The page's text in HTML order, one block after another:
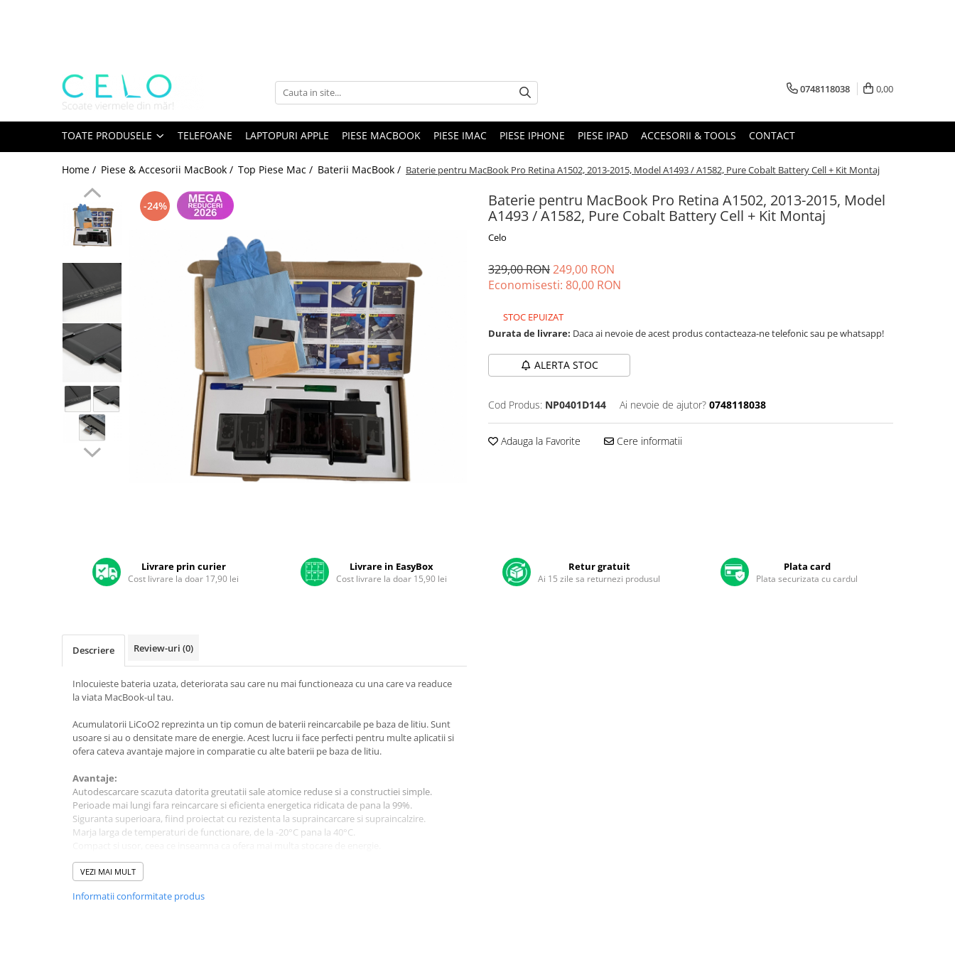
Laptopuri Apple
Piese & Accesorii MacBook
MacBook Pro Retina
A1398 (Retina 15” 2012-2015)
A1425 (Retina 13” 2012-2013)
A1502 (Retina 13” 2013-2015)
A1706 (Retina 13” 2016-2017)
A1707 (Retina 15” 2016-2017)
A1708 (Retina 13” 2016-2017)
A1989 (Retina 13” 2018-2019)
A1990 (Retina 15” 2018-2019)
A2141 (Retina 16” 2019)
A2159 (Retina 13” 2019)
A2251 (Retina 13” 2020)
A2289 (Retina 13” 2020)
A2338 (M1/M2 13” 2020-2022)
A2442 (M1 14” 2021)
A2485 (M1 16” 2021)
A2779 (M2 14” 2023)
A2918 (M3 14” 2023)
Tastatura MacBook
A1466 (13” 2012-2017)
A1932 (13” 2018-2019)
A2337 (M1 13” 2020)
A2681 (M2 13” 2022)
A3113 (M3 13” 2024)
A3240 (M4 13” 2025)
MacBook Pro
A1286 (Unibody 15” 2008-2012)
A1297 (Unibody 17” 2009-2011)
0748118038 0,00
TOATE PRODUSELE TELEFOANE LAPTOPURI APPLE PIESE MACBOOK PIESE IMAC PIESE IPHONE PIESE IPAD ACCESORII & TOOLS CONTACT
Home / Piese & Accesorii MacBook / Top Piese Mac / Baterii MacBook / Baterie pentru MacBook Pro Retina A1502, 2013-2015, Model A1493 / A1582, Pure Cobalt Battery Cell + Kit Montaj
Baterie pentru MacBook Pro Retina A1502, 2013-2015, Model
A1493 / A1582, Pure Cobalt Battery Cell + Kit Montaj
Celo
-24%
Facebook
329,00 RON249,00 RON
Economisesti: 80,00 RON
STOC EPUIZAT
Durata de livrare: Daca ai nevoie de acest produs contacteaza-ne telefonic sau pe whatsapp!
ALERTA STOC
Cod Produs: NP0401D144 Ai nevoie de ajutor? 0748118038
Adauga la Favorite Cere informatii
Livrare prin curier
Cost livrare la doar 17,90 lei
Livrare in EasyBox
Cost livrare la doar 15,90 lei
Retur gratuit
Ai 15 zile sa returnezi produsul
Plata card
Plata securizata cu cardul
Descriere Review-uri (0)
Inlocuieste bateria uzata, deteriorata sau care nu mai functioneaza cu una care va readuce
la viata MacBook-ul tau.
Acumulatorii LiCoO2 reprezinta un tip comun de baterii reincarcabile pe baza de litiu. Sunt
usoare si au o densitate mare de energie. Acest lucru ii face perfecti pentru multe aplicatii si
ofera cateva avantaje majore in comparatie cu alte baterii pe baza de litiu.
Avantaje:
Autodescarcare scazuta datorita greutatii sale atomice reduse si a constructiei simple.
Perioade mai lungi fara reincarcare si eficienta energetica ridicata de pana la 99%.
Siguranta superioara, fiind proiectat cu rezistenta la supraincarcare si supraincalzire.
Marja larga de temperaturi de functionare, de la -20°C pana la 40°C.
Inclus in pachet:
1x Set surubelnite montaj
VEZI MAI MULT
Informatii conformitate produs